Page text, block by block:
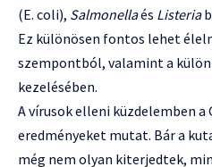
(E. coli), Salmonellaés Listeria
Ez különösen fontos lehet
szempontból, valamint a
kezelésében.
A vírusok elleni küzdelemben a
eredményeket mutat. Bár a
még nem olyan kiterjedtek,